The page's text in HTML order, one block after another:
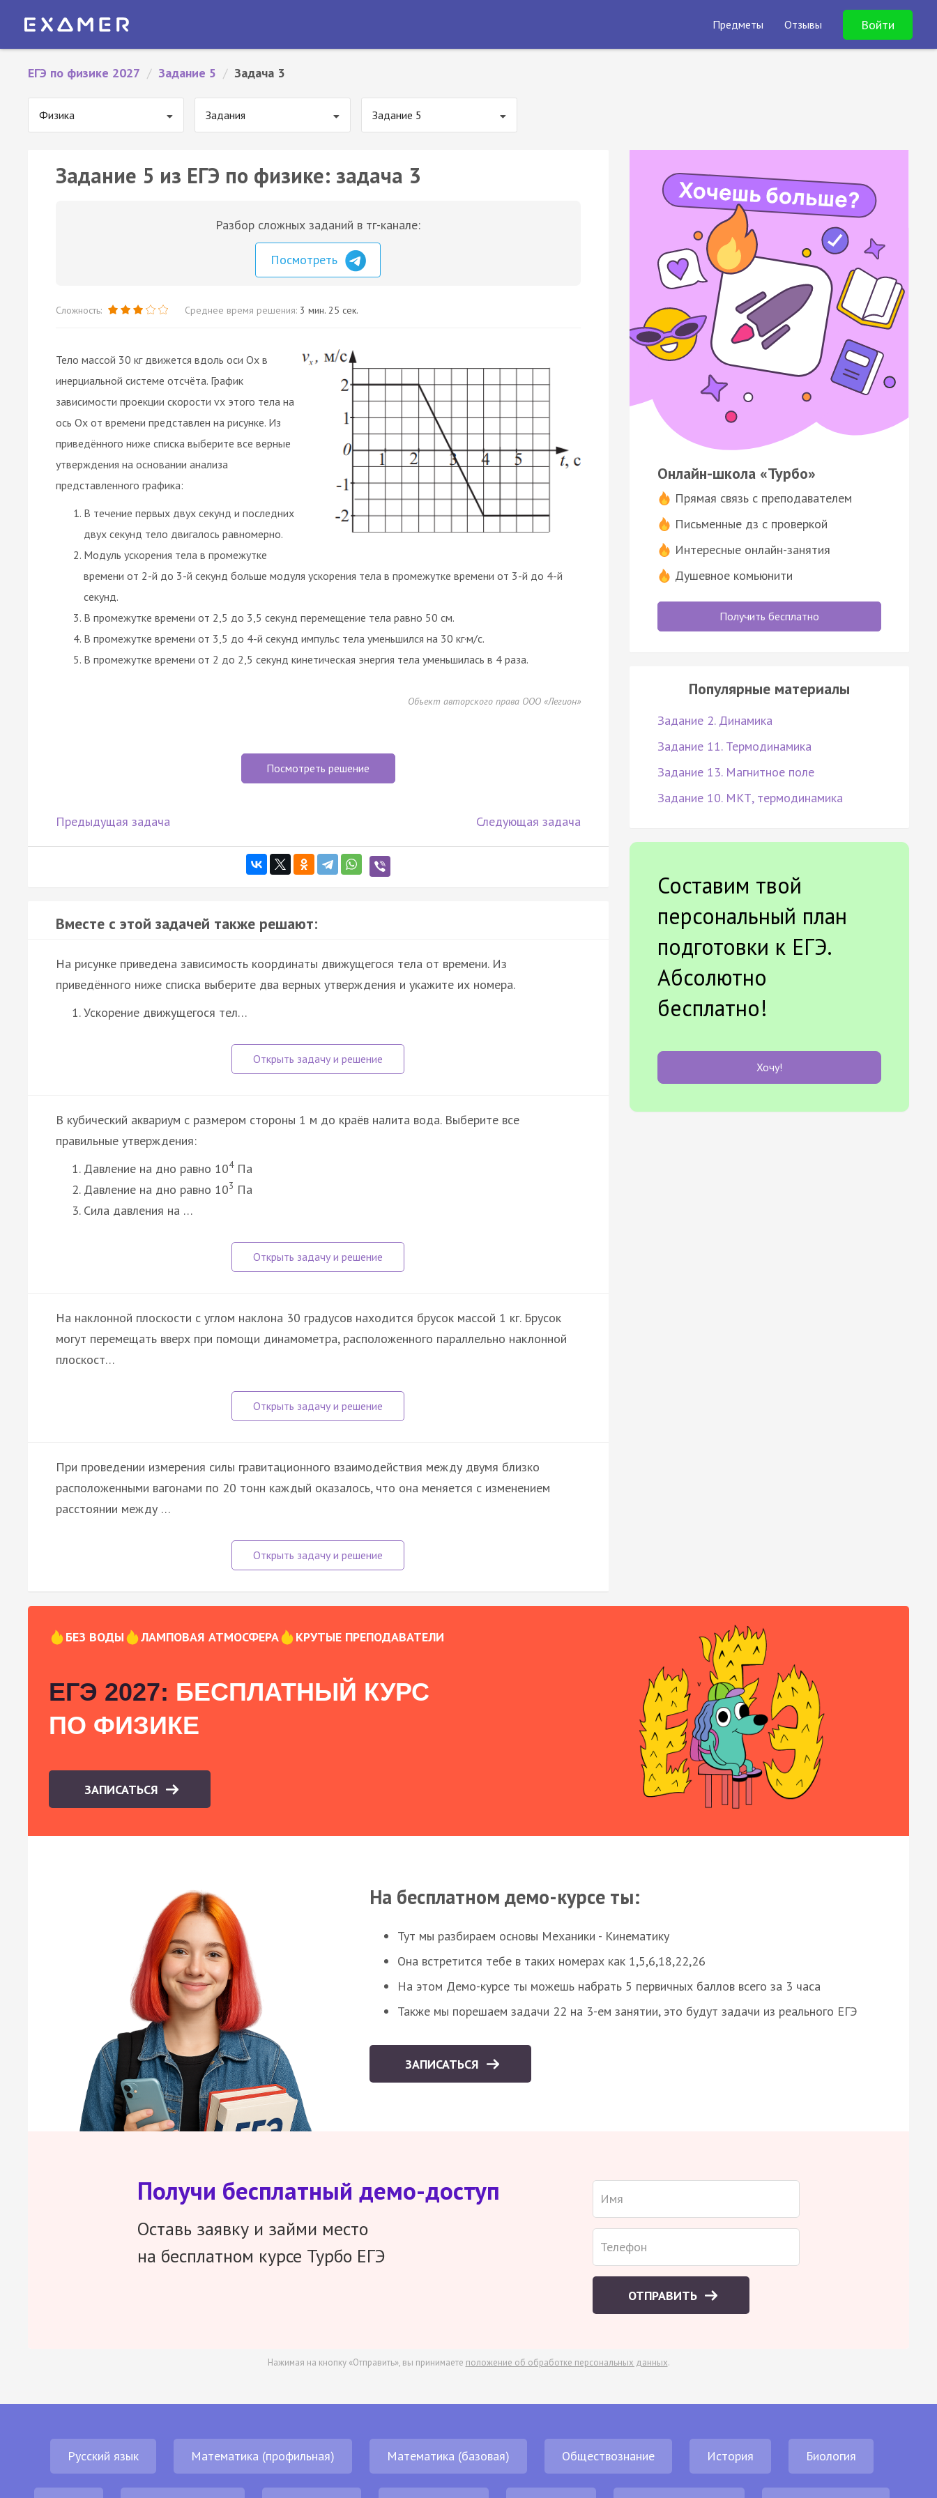
Предметы Отзывы Войти
ЕГЭ по физике 2027 / Задание 5 / Задача 3
Физика Задания Задание 5
Задание 5 из ЕГЭ по физике: задача 3
Разбор сложных заданий в тг-канале:
Посмотреть
Сложность: Среднее время решения: 3 мин. 25 сек.
Тело массой 30 кг движется вдоль оси Ox в
инерциальной системе отсчёта. График
зависимости проекции скорости vx этого тела на
ось Ox от времени представлен на рисунке. Из
приведённого ниже списка выберите все верные
утверждения на основании анализа
представленного графика:
В течение первых двух секунд и последних
двух секунд тело двигалось равномерно.
Модуль ускорения тела в промежутке
времени от 2-й до 3-й секунд больше модуля ускорения тела в промежутке времени от 3-й до 4-й
секунд.
В промежутке времени от 2,5 до 3,5 секунд перемещение тела равно 50 см.
В промежутке времени от 3,5 до 4-й секунд импульс тела уменьшился на 30 кг·м/с.
В промежутке времени от 2 до 2,5 секунд кинетическая энергия тела уменьшилась в 4 раза.
Объект авторского права ООО «Легион»
Посмотреть решение
Предыдущая задача Следующая задача
Вместе с этой задачей также решают:
На рисунке приведена зависимость координаты движущегося тела от времени. Из
приведённого ниже списка выберите два верных утверждения и укажите их номера.
Ускорение движущегося тел…
В кубический аквариум с размером стороны 1 м до краёв налита вода. Выберите все
правильные утверждения:
Давление на дно равно 104Па
Давление на дно равно 103 Па
Сила давления на …
На наклонной плоскости с углом наклона 30 градусов находится брусок массой 1 кг. Брусок
могут перемещать вверх при помощи динамометра, расположенного параллельно наклонной
плоскост…
При проведении измерения силы гравитационного взаимодействия между двумя близко
расположенными вагонами по 20 тонн каждый оказалось, что она меняется с изменением
расстоянии между …
Онлайн-школа «Турбо»
Прямая связь с преподавателем
Письменные дз с проверкой
Интересные онлайн-занятия
Душевное комьюнити
Получить бесплатно
Популярные материалы
Задание 2. Динамика
Задание 11. Термодинамика
Задание 13. Магнитное поле
Задание 10. МКТ, термодинамика
Составим твой
персональный план
подготовки к ЕГЭ.
Абсолютно
бесплатно!
Хочу!
БЕЗ ВОДЫ ЛАМПОВАЯ АТМОСФЕРА КРУТЫЕ ПРЕПОДАВАТЕЛИ
ЕГЭ 2027: БЕСПЛАТНЫЙ КУРС
ПО ФИЗИКЕ
ЗАПИСАТЬСЯ
На бесплатном демо-курсе ты:
Тут мы разбираем основы Механики - Кинематику
Она встретится тебе в таких номерах как 1,5,6,18,22,26
На этом Демо-курсе ты можешь набрать 5 первичных баллов всего за 3 часа
Также мы порешаем задачи 22 на 3-ем занятии, это будут задачи из реального ЕГЭ
ЗАПИСАТЬСЯ
Получи бесплатный демо-доступ
Оставь заявку и займи место
на бесплатном курсе Турбо ЕГЭ
ОТПРАВИТЬ
Нажимая на кнопку «Отправить», вы принимаете положение об обработке персональных данных.
Русский язык Математика (профильная) Математика (базовая) Обществознание История Биология